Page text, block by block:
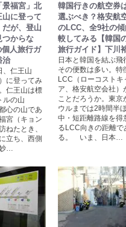
景福宮」北
に登って
が、登山
つからな
人旅行ガ
治
、仁王山
に登ってみ
仁王山は標
ルの山
心の山であ
宮（キョン
ねたとき、
立ち、西側
…
韓国行きの航空券
選ぶべき？格安航
のLCC、全9社の
較してみる【韓国
旅行ガイド】下川
日本と韓国を結ぶ飛
その便数は多い。特
LCC（ローコストキ
ア、格安航空会社）
ことだろうか。東京
ウルまでは2時間半ほ
中・短距離路線を得
るLCC向きの距離で
る。 いま、日本…